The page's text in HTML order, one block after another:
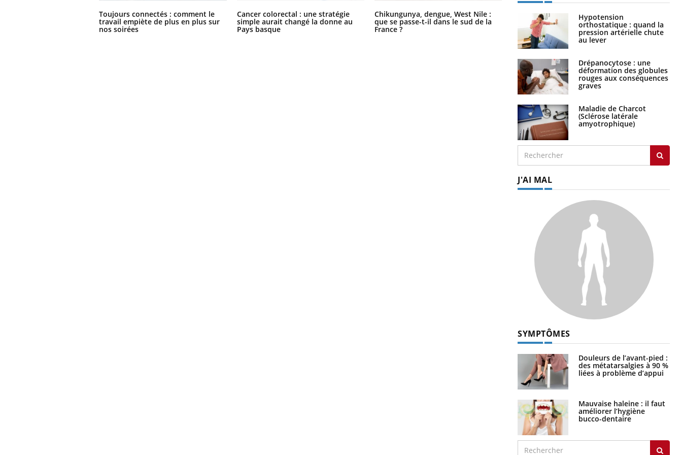
Toujours connectés : comment le
travail empiète de plus en plus sur
nos soirées
Cancer colorectal : une stratégie
simple aurait changé la donne au
Pays basque
Chikungunya, dengue, West Nile :
que se passe-t-il dans le sud de la
France ?
Les médicaments GLP-1 protègent-
ils aussi les os ? Hypotension
orthostatique : quand la
pression artérielle chute
au lever
Drépanocytose : une
déformation des globules
rouges aux conséquences
graves
Maladie de Charcot
(Sclérose latérale
amyotrophique)
J'AI MAL
SYMPTÔMES
Douleurs de l’avant-pied :
des métatarsalgies à 90 %
liées à problème d’appui
Mauvaise haleine : il faut
améliorer l’hygiène
bucco-dentaire